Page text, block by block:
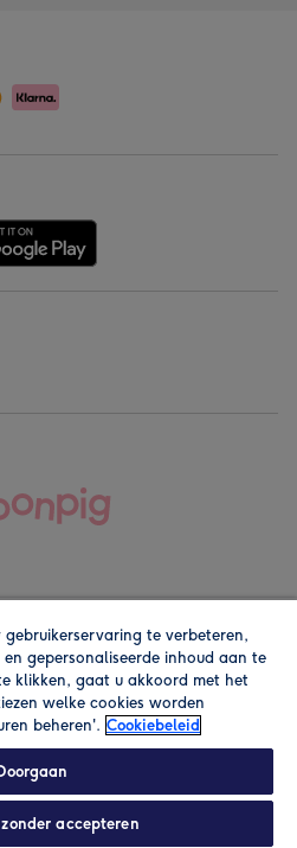
en andere heffingen. Lees de
te verbeteren,
gepersonaliseerde inhoud aan te
klikken, gaat u akkoord met het
welke cookies worden
beheren'. Cookiebeleid
accepteren